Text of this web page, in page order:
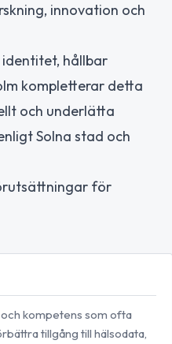
innovation och
hållbar
kompletterar detta
och underlätta
Solna stad och
för
kompetens som ofta
tillgång till hälsodata,